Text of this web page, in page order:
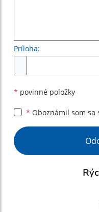
Príloha:
* povinné položky
* Oboznámil som sa
Google reCaptcha